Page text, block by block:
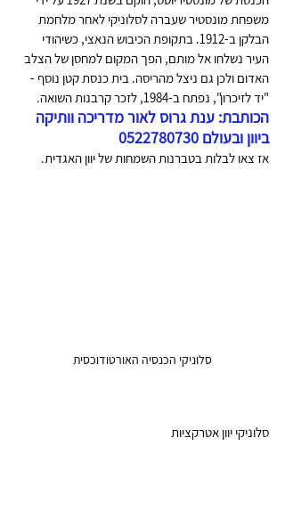
משפחת מונסטיר שעברה לסלוניקי לאחר מלחמת
הבלקן ב-1912. בתקופת הכיבוש הנאצי, כשיהודי
העיר נשלחו אל מותם, הפך המקום למחסן של הצלב
האדום ולכן גם ניצל מהריסה. בית כנסת קטן נוסף -
"יד לזיכרון", נפתח ב-1984, לזכר קרבנות השואה.
הכותבת: ענת גרוס לאור מדריכה וותיקה
ביוון ובעולם 0522780730
אז צאו לבלות בטברנות השמחות של יוון האגדית.
סלוניקי הכנסיה האורטודוכסית
סלוניקי יוון אטרקציות